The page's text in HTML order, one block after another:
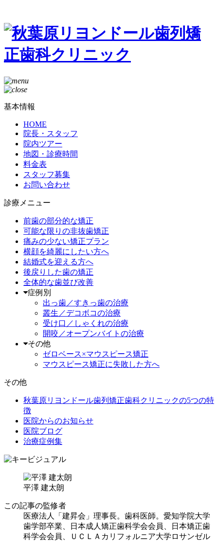
基本情報
HOME
院長・スタッフ
院内ツアー
地図・診療時間
料金表
スタッフ募集
お問い合わせ
診療メニュー
前歯の部分的な矯正
可能な限りの非抜歯矯正
痛みの少ない矯正プラン
横顔を綺麗にしたい方へ
結婚式を迎える方へ
後戻りした歯の矯正
全体的な歯並び改善
症例別
出っ歯／すきっ歯の治療
叢生／デコボコの治療
受け口／しゃくれの治療
開咬／オープンバイトの治療
その他
ゼロベース×マウスピース矯正
マウスピース矯正に失敗した方へ
その他
秋葉原リヨンドール歯列矯正歯科クリニックの5つの特
徴
医院からのお知らせ
医院ブログ
治療症例集
平澤 建太朗
この記事の監修者
医療法人「建昇会」理事長。歯科医師。愛知学院大学
歯学部卒業、日本成人矯正歯科学会会員、日本矯正歯
科学会会員、ＵＣＬＡカリフォルニア大学ロサンゼル